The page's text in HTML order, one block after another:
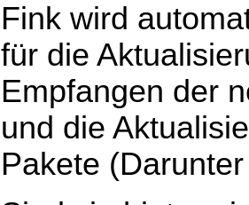
Fink wird
für die
Empfangen der
und die
Pakete